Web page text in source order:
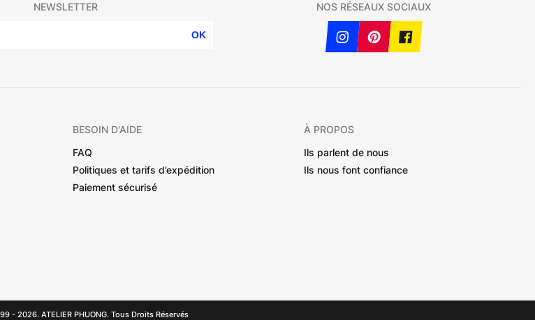
NEWSLETTER
OK
NOS RÉSEAUX SOCIAUX
BESOIN D'AIDE
FAQ
Politiques et tarifs d’expédition
Paiement sécurisé
À PROPOS
Ils parlent de nous
Ils nous font confiance
- 2026. ATELIER PHUONG. Tous Droits Réservés